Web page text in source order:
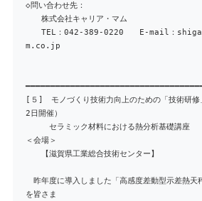
◇問い合わせ先：
株式会社キャリア・マム
TEL：042-389-0220 E-mail：shiga-
m.co.jp
[５] モノづくり技術力向上のための「技
2日開催）
セラミック材料における
＜会場＞
【滋賀県工業総合技術センター】
昨年度に導入しました「高感度差動型示差熱天
を皆さま